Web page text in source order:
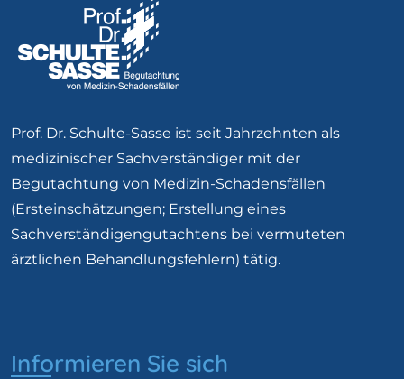
Prof. Dr. Schulte-Sasse ist seit Jahrzehnten als
medizinischer Sachverständiger mit der
Begutachtung von Medizin-Schadensfällen
(Ersteinschätzungen; Erstellung eines
Sachverständigengutachtens bei vermuteten
ärztlichen Behandlungsfehlern) tätig.
Informieren Sie sich